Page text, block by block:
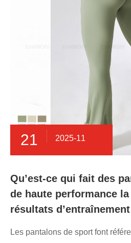
21 2025-11
Qu’est-ce qui fait des
de haute performance
résultats
Les pantalons de sport font